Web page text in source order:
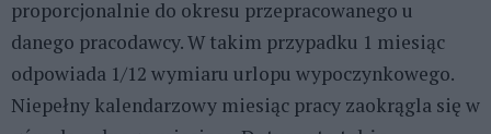
proporcjonalnie do okresu przepracowanego u
danego pracodawcy. W takim przypadku 1 miesiąc
odpowiada 1/12 wymiaru urlopu wypoczynkowego.
Niepełny kalendarzowy miesiąc pracy zaokrągla się w